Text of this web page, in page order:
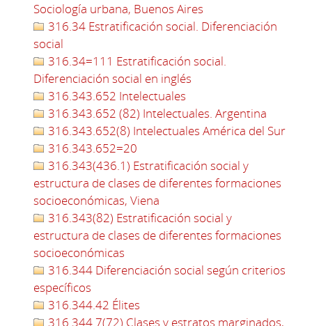
Sociología urbana, Buenos Aires
316.34 Estratificación social. Diferenciación
social
316.34=111 Estratificación social.
Diferenciación social en inglés
316.343.652 Intelectuales
316.343.652 (82) Intelectuales. Argentina
316.343.652(8) Intelectuales América del Sur
316.343.652=20
316.343(436.1) Estratificación social y
estructura de clases de diferentes formaciones
socioeconómicas, Viena
316.343(82) Estratificación social y
estructura de clases de diferentes formaciones
socioeconómicas
316.344 Diferenciación social según criterios
específicos
316.344.42 Élites
316.344.7(72) Clases y estratos marginados,